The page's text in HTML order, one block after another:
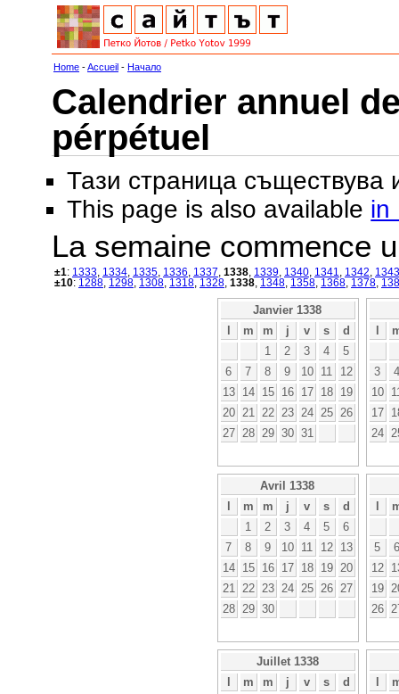
Home -Accueil - Начало
Calendrier annuel
pérpétuel
Тази страница съществува
This page is also available in
La semaine commence
±1: 1333 1334 1335 1336 1337 1338 1339 1340 1341 1342
1343
±10: 1288 1298 1308 1318 1328 1338 1348 1358 1368 1378
Janvier 1338
l
m m j v s
d
1
2 3 4
5
6
7 8 9 10 11
12
13
14 15 16 17 18
19
20
21 22 23 24 25
26
27
28 29 30 31
l
3
4
10
17
24
Avril 1338
l
m m j v s
d
1
2 3 4 5
6
7
8 9 10 11 12
13
14
15 16 17 18 19
20
21
22 23 24 25 26
27
28
29 30
l
5
6
12
19
26
Juillet 1338
l
m m j v s
d
l